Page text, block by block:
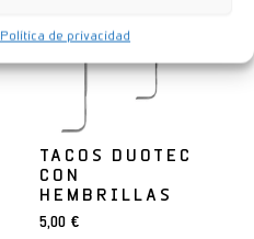
Política de privacidad
TACOS DUOTEC
CON
HEMBRILLAS
5,00 €